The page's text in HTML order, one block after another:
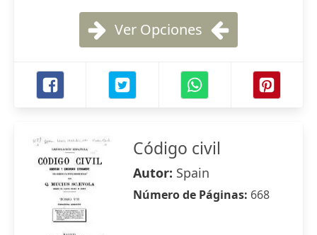
Ver Opciones
Código civil
Autor: Spain
Número de Páginas: 668